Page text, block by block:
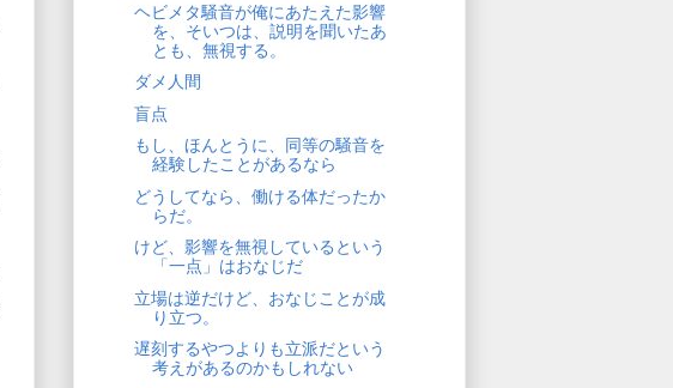
ヘビメタ騒音が俺にあたえた影響
を、そいつは、説明を聞いたあ
とも、無視する。
ダメ人間
盲点
もし、ほんとうに、同等の騒音を
経験したことがあるなら
どうしてなら、働ける体だったか
らだ。
けど、影響を無視しているという
「一点」はおなじだ
立場は逆だけど、おなじことが成
り立つ。
遅刻するやつよりも立派だという
考えがあるのかもしれない